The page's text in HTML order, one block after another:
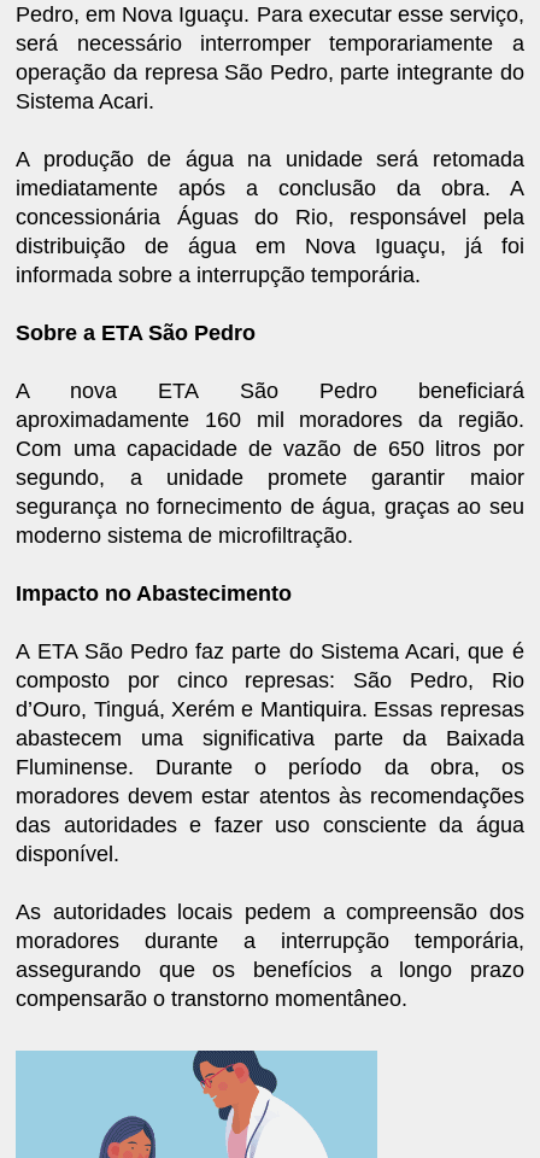
Pedro, em Nova Iguaçu. Para executar esse serviço,
será necessário interromper temporariamente a
operação da represa São Pedro, parte integrante do
Sistema Acari.
A produção de água na unidade será retomada
imediatamente após a conclusão da obra. A
concessionária Águas do Rio, responsável pela
distribuição de água em Nova Iguaçu, já foi
informada sobre a interrupção temporária.
Sobre a ETA São Pedro
A nova ETA São Pedro beneficiará
aproximadamente 160 mil moradores da região.
Com uma capacidade de vazão de 650 litros por
segundo, a unidade promete garantir maior
segurança no fornecimento de água, graças ao seu
moderno sistema de microfiltração.
Impacto no Abastecimento
A ETA São Pedro faz parte do Sistema Acari, que é
composto por cinco represas: São Pedro, Rio
d’Ouro, Tinguá, Xerém e Mantiquira. Essas represas
abastecem uma significativa parte da Baixada
Fluminense. Durante o período da obra, os
moradores devem estar atentos às recomendações
das autoridades e fazer uso consciente da água
disponível.
As autoridades locais pedem a compreensão dos
moradores durante a interrupção temporária,
assegurando que os benefícios a longo prazo
compensarão o transtorno momentâneo.